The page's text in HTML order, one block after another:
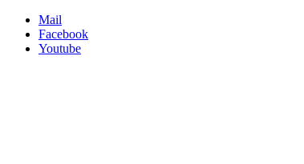
Mail
Facebook
Youtube